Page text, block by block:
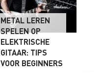
METAL LEREN
SPELEN OP
ELEKTRISCHE
GITAAR: TIPS
VOOR BEGINNERS